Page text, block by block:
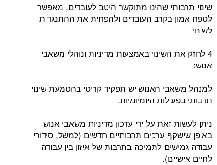
שינוי תרבותי שהינו מתוקשר היטב לעובדים, מאפשר
לטפח אמון בקרב העובדים ולהפחית את ההתנגדות
לשינוי.
4 לחזק את השינוי באמצעות מדיניות ונוהלי משאבי
אנוש:
למנהל משאבי האנוש יש תפקיד קריטי בהטמעת שינוי
תרבותי בפעולות היומיומיות.
ניתן לעשות זאת על ידי עדכון מדיניות משאבי אנוש
באופן שישקף ערכים תרבותיים חדשים (למשל, סידורי
עבודה גמישים לתמיכה בתרבות של איזון בין עבודה
לחיים אישיים).